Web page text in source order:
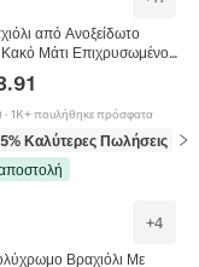
από Ανοξείδωτο
Κακό Μάτι Επιχρυσωμένο
με Πολύχρωμες Χάντρες
· 1K+ πουλήθηκε πρόσφατα
Καλύτερες Πωλήσεις
σε
+4
Βραχιόλι Με